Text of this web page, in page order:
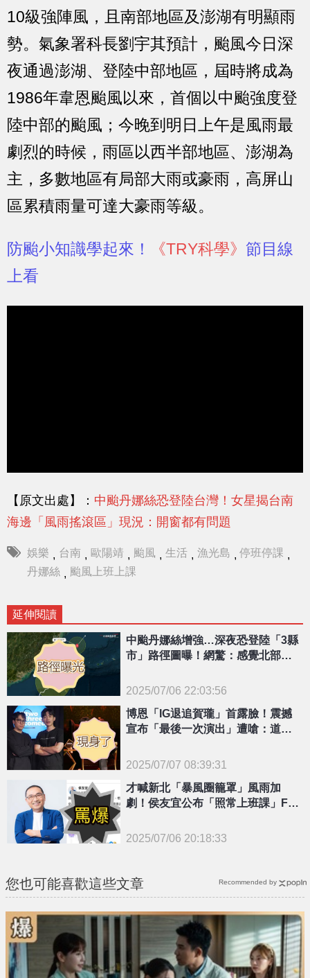
10級強陣風，且南部地區及澎湖有明顯雨
勢。氣象署科長劉宇其預計，颱風今日深
夜通過澎湖、登陸中部地區，屆時將成為
1986年韋恩颱風以來，首個以中颱強度登
陸中部的颱風；今晚到明日上午是風雨最
劇烈的時候，雨區以西半部地區、澎湖為
主，多數地區有局部大雨或豪雨，高屏山
區累積雨量可達大豪雨等級。
防颱小知識學起來！ 《TRY科學》 節目線
上看
【原文出處】： 中颱丹娜絲恐登陸台灣！女星揭台南
海邊「風雨搖滾區」現況：開窗都有問題
娛樂 , 台南 , 歐陽靖 , 颱風 , 生活 , 漁光島 , 停班停課 ,
丹娜絲 , 颱風上班上課
延伸閱讀
{PLAYICON}
中颱丹娜絲增強…深夜恐登陸「3縣
市」路徑圖曝！網驚：感覺北部會
2025/07/06 22:03:56
博恩「IG退追賀瓏」首露臉！震撼
宣布「最後一次演出」遭嗆：道歉
2025/07/07 08:39:31
才喊新北「暴風圈籠罩」風雨加
劇！侯友宜公布「照常上班課」FB
2025/07/06 20:18:33
您也可能喜歡這些文章 Recommended by